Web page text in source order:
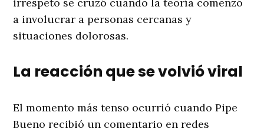
a involucrar a personas cercanas y
situaciones dolorosas.
La reacción que se volvió viral
El momento más tenso ocurrió cuando Pipe
Bueno recibió un comentario en redes